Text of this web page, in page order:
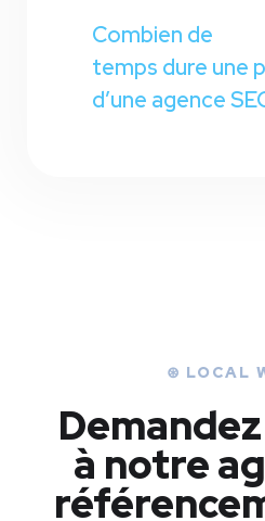
Combien de
temps dure une
d’une agence
⊛ LOCAL
à notre